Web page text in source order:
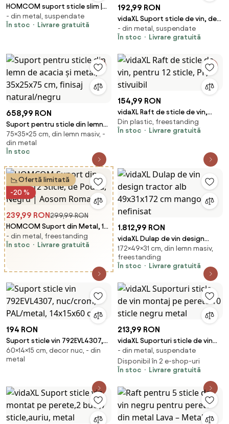
HOMCOM suport sticle slim |
Aosom Romania
- din metal, suspendate
În stoc
Livrare gratuită
192,99 RON
vidaXL Suport sticle de vin, de
perete, 7 sticle, auriu, metal
- din metal, suspendate
În stoc
Livrare gratuită
658,99 RON
Suport pentru sticle din lemn
de acacia și metal, 35x25x75
cm, finisaj natural/negru
75×35×25 cm, din lemn masiv, -
din metal
În stoc
154,99 RON
vidaXL Raft de sticle de vin,
pentru 12 sticle, PP, stivuibil
Din plastic, freestanding
În stoc
Livrare gratuită
Ofertă limitată
-20 %
239,99 RON299,99 RON
HOMCOM Suport din Metal, 12
Sticle, de Podea, Negru | Aosom
Romania
- din metal, freestanding
În stoc
Livrare gratuită
1.812,99 RON
vidaXL Dulap de vin design
tractor alb 49x31x172 cm
mango nefinisat
172×49×31 cm, din lemn masiv,
freestanding
În stoc
Livrare gratuită
194 RON
Suport sticle vin 792EVL4307,
nuc/crom, PAL/metal, 14x15x60
cm
60×14×15 cm, decor nuc, - din
metal
213,99 RON
vidaXL Suporturi sticle de vin
montaj pe perete 10 sticle
negru metal
- din metal, suspendate
Disponibil în 2 e-shop-uri
În stoc
Livrare gratuită